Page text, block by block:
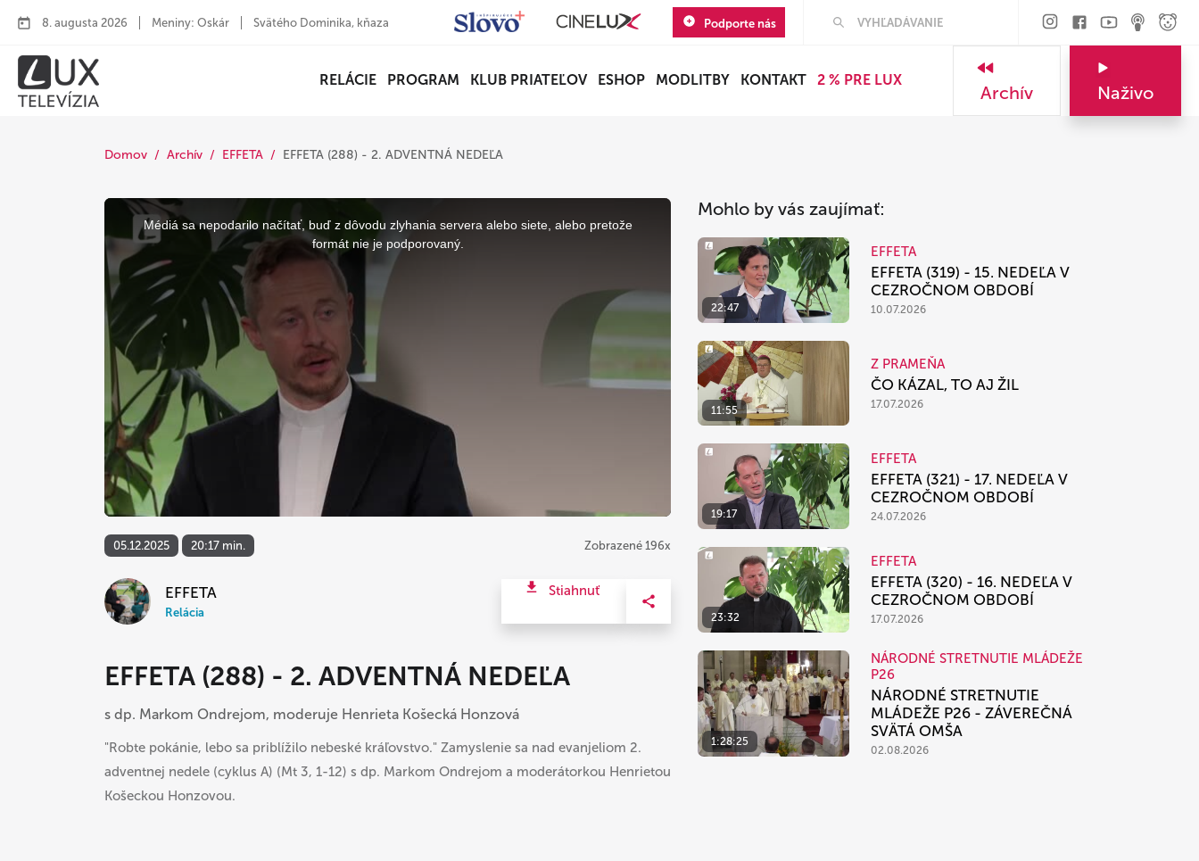
8. augusta 2026 Meniny: Oskár Svätého Dominika, kňaza Podporte nás
RELÁCIE PROGRAM KLUB PRIATEĽOV ESHOP MODLITBY KONTAKT 2 % PRE LUX
Archív Naživo
Domov Archív EFFETA EFFETA (288) - 2. ADVENTNÁ NEDEĽA
This
window.
Médiá sa nepodarilo načítať, buď z dôvodu zlyhania servera alebo siete, alebo pretože
formát nie je podporovaný.
05.12.2025 20:17 min. Zobrazené 196x
EFFETA
Relácia
Stiahnuť
EFFETA (288) - 2. ADVENTNÁ NEDEĽA
s dp. Markom Ondrejom, moderuje Henrieta Košecká Honzová
"Robte pokánie, lebo sa priblížilo nebeské kráľovstvo." Zamyslenie sa nad evanjeliom 2.
adventnej nedele (cyklus A) (Mt 3, 1-12) s dp. Markom Ondrejom a moderátorkou Henrietou
Košeckou Honzovou.
Mohlo by vás zaujímať:
22:47
EFFETA
EFFETA (319) - 15. NEDEĽA V
CEZROČNOM OBDOBÍ
10.07.2026
11:55
Z PRAMEŇA
ČO KÁZAL, TO AJ ŽIL
17.07.2026
19:17
EFFETA
EFFETA (321) - 17. NEDEĽA V
CEZROČNOM OBDOBÍ
24.07.2026
23:32
EFFETA
EFFETA (320) - 16. NEDEĽA V
CEZROČNOM OBDOBÍ
17.07.2026
1:28:25
NÁRODNÉ STRETNUTIE MLÁDEŽE
P26
NÁRODNÉ STRETNUTIE
MLÁDEŽE P26 - ZÁVEREČNÁ
SVÄTÁ OMŠA
02.08.2026